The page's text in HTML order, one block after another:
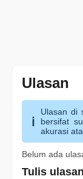
Ulasan
Ulasan di
bersifat
akurasi
Belum ada
Tulis